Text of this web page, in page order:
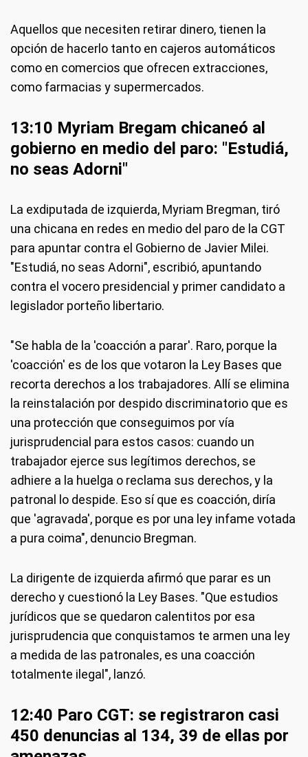
Aquellos que necesiten retirar dinero, tienen la
opción de hacerlo tanto en cajeros automáticos
como en comercios que ofrecen extracciones,
como farmacias y supermercados.
13:10 Myriam Bregam chicaneó al
gobierno en medio del paro: "Estudiá,
no seas Adorni"
La exdiputada de izquierda, Myriam Bregman, tiró
una chicana en redes en medio del paro de la CGT
para apuntar contra el Gobierno de Javier Milei.
"Estudiá, no seas Adorni", escribió, apuntando
contra el vocero presidencial y primer candidato a
legislador porteño libertario.
"Se habla de la 'coacción a parar'. Raro, porque la
'coacción' es de los que votaron la Ley Bases que
recorta derechos a los trabajadores. Allí se elimina
la reinstalación por despido discriminatorio que es
una protección que conseguimos por vía
jurisprudencial para estos casos: cuando un
trabajador ejerce sus legítimos derechos, se
adhiere a la huelga o reclama sus derechos, y la
patronal lo despide. Eso sí que es coacción, diría
que 'agravada', porque es por una ley infame votada
a pura coima", denuncio Bregman.
La dirigente de izquierda afirmó que parar es un
derecho y cuestionó la Ley Bases. "Que estudios
jurídicos que se quedaron calentitos por esa
jurisprudencia que conquistamos te armen una ley
a medida de las patronales, es una coacción
totalmente ilegal", lanzó.
12:40 Paro CGT: se registraron casi
450 denuncias al 134, 39 de ellas por